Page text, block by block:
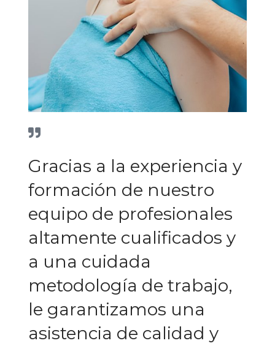
Gracias a la experiencia y
formación de nuestro
equipo de profesionales
altamente cualificados y
a una cuidada
metodología de trabajo,
le garantizamos una
asistencia de calidad y